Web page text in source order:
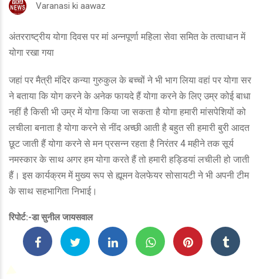
Varanasi ki aawaz
अंतरराष्ट्रीय योगा दिवस पर मां अन्नपूर्णा महिला सेवा समित के तत्वाधान में
योगा रखा गया
जहां पर मैत्री मंदिर कन्या गुरुकुल के बच्चों ने भी भाग लिया वहां पर योगा सर
ने बताया कि योग करने के अनेक फायदे हैं योगा करने के लिए उम्र कोई बाधा
नहीं है किसी भी उम्र में योगा किया जा सकता है योगा हमारी मांसपेशियों को
लचीला बनाता है योगा करने से नींद अच्छी आती है बहुत सी हमारी बुरी आदत
छूट जाती हैं योगा करने से मन प्रसन्न रहता है निरंतर 4 महीने तक सूर्य
नमस्कार के साथ अगर हम योगा करते हैं तो हमारी हड्डियां लचीली हो जाती
हैं। इस कार्यक्रम में मुख्य रूप से ह्यूमन वेलफेयर सोसायटी ने भी अपनी टीम
के साथ सहभागिता निभाई।
रिपोर्ट:-डा सुनील जायसवाल